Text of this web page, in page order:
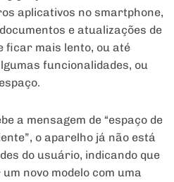
aplicativos no smartphone,
e atualizações de
ficar mais lento, ou até
funcionalidades, ou
a mensagem de “espaço de
o aparelho já não está
do usuário, indicando que
novo modelo com uma